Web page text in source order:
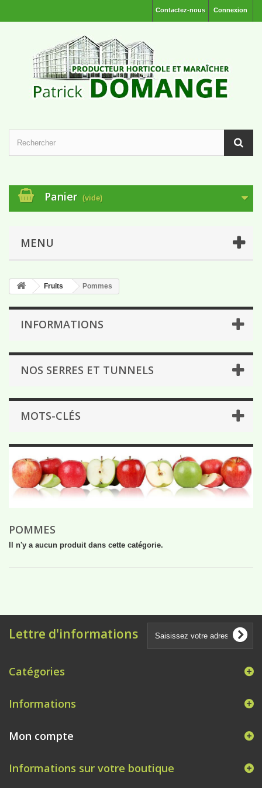
Connexion
Contactez-nous
Panier (vide)
MENU
Fruits Pommes
INFORMATIONS
NOS SERRES ET TUNNELS
MOTS-CLÉS
POMMES
Il n'y a aucun produit dans cette catégorie.
Lettre d'informations
Catégories
Informations
Mon compte
Informations sur votre boutique